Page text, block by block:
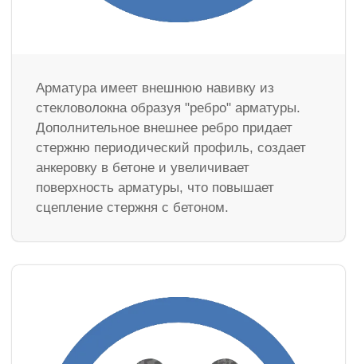
Арматура имеет внешнюю навивку из
стекловолокна образуя "ребро" арматуры.
Дополнительное внешнее ребро придает
стержню периодический профиль, создает
анкеровку в бетоне и увеличивает
поверхность арматуры, что повышает
сцепление стержня с бетоном.